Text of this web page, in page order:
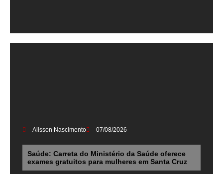
Alisson Nascimento 07/08/2026
Saúde: Carreta do Ministério da Saúde oferece
exames gratuitos para mulheres em Santa Cruz